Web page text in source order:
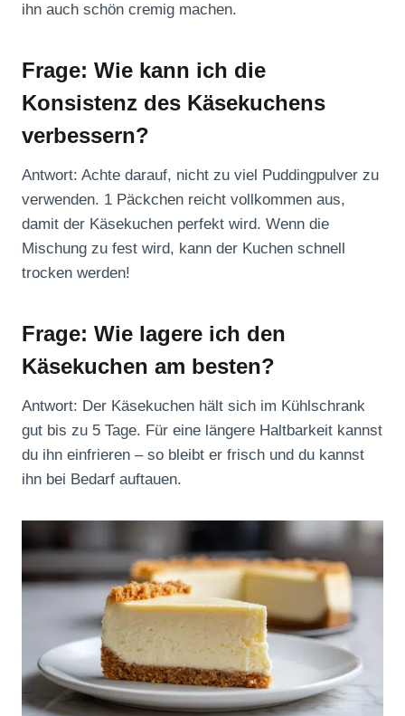
ihn auch schön cremig machen.
Frage: Wie kann ich die
Konsistenz des Käsekuchens
verbessern?
Antwort: Achte darauf, nicht zu viel Puddingpulver zu
verwenden. 1 Päckchen reicht vollkommen aus,
damit der Käsekuchen perfekt wird. Wenn die
Mischung zu fest wird, kann der Kuchen schnell
trocken werden!
Frage: Wie lagere ich den
Käsekuchen am besten?
Antwort: Der Käsekuchen hält sich im Kühlschrank
gut bis zu 5 Tage. Für eine längere Haltbarkeit kannst
du ihn einfrieren – so bleibt er frisch und du kannst
ihn bei Bedarf auftauen.